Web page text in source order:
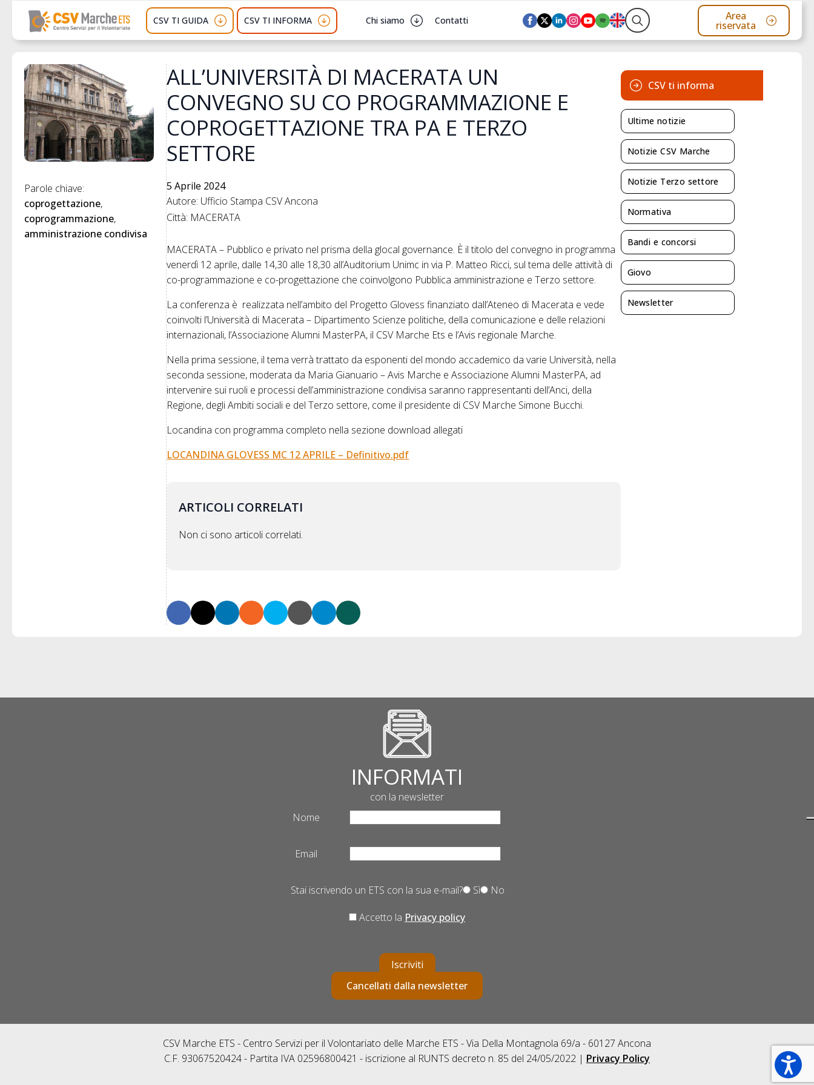
CSV TI GUIDA CSV TI INFORMA Chi siamo Contatti
Search
Area
riservata
Parole chiave:
coprogettazione
coprogrammazione
amministrazione condivisa
ALL’UNIVERSITÀ DI MACERATA UN
CONVEGNO SU CO PROGRAMMAZIONE E
COPROGETTAZIONE TRA PA E TERZO
SETTORE
5 Aprile 2024
Autore: Ufficio Stampa CSV Ancona
Città: MACERATA
MACERATA – Pubblico e privato nel prisma della glocal governance. È il titolo del convegno in programma
venerdì 12 aprile, dalle 14,30 alle 18,30 all’Auditorium Unimc in via P. Matteo Ricci, sul tema delle attività di
co-programmazione e co-progettazione che coinvolgono Pubblica amministrazione e Terzo settore.
La conferenza è realizzata nell’ambito del Progetto Glovess finanziato dall’Ateneo di Macerata e vede
coinvolti l’Università di Macerata – Dipartimento Scienze politiche, della comunicazione e delle relazioni
internazionali, l’Associazione Alumni MasterPA, il CSV Marche Ets e l’Avis regionale Marche.
Nella prima sessione, il tema verrà trattato da esponenti del mondo accademico da varie Università, nella
seconda sessione, moderata da Maria Gianuario – Avis Marche e Associazione Alumni MasterPA, ad
intervenire sui ruoli e processi dell’amministrazione condivisa saranno rappresentanti dell’Anci, della
Regione, degli Ambiti sociali e del Terzo settore, come il presidente di CSV Marche Simone Bucchi.
Locandina con programma completo nella sezione download allegati
LOCANDINA GLOVESS MC 12 APRILE – Definitivo.pdf
ARTICOLI CORRELATI
Non ci sono articoli correlati.
CSV ti informa
Ultime notizie
Notizie CSV Marche
Notizie Terzo settore
Normativa
Bandi e concorsi
Giovo
Newsletter
INFORMATI
con la newsletter
Nome
Email
Stai iscrivendo un ETS con la sua e-mail? Sì No
Accetto la Privacy policy
Iscriviti
Cancellati dalla newsletter
CSV Marche ETS - Centro Servizi per il Volontariato delle Marche ETS - Via Della Montagnola 69/a - 60127 Ancona
C.F. 93067520424 - Partita IVA 02596800421 - iscrizione al RUNTS decreto n. 85 del 24/05/2022 | Privacy Policy